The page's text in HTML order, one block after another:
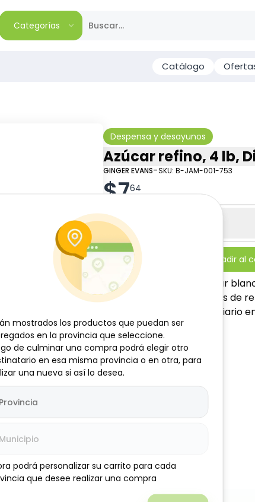
Categorías
Catálogo
Despensa y desayunos
Azúcar refino, 4 lb,
GINGER EVANS-SKU: B-JAM-001-753
$764
Especificaciones
Añadir al
Azúcar Refino , 4 lb. Azúcar
bebidas, postres y recetas de
uniforme, ideal para uso diario
mostrados los productos que puedan ser
en la provincia que seleccione.
de culminar una compra podrá elegir otro
en esa misma provincia o en otra, para
una nueva si así lo desea.
podrá personalizar su carrito para cada
que desee realizar una compra
mostrados los productos que puedan ser
en la provincia que seleccione.
de culminar una compra podrá elegir otro
en esa misma provincia o en otra, para
una nueva si así lo desea.
podrá personalizar su carrito para cada
que desee realizar una compra